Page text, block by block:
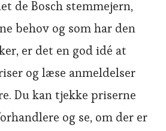
de Bosch stemmejern,
behov og som har den
er det en god idé at
og læse anmeldelser
Du kan tjekke priserne
og se, om der er